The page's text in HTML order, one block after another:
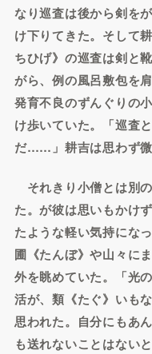
なり巡査は後から剣を
け下りてきた。そして
ちひげ》の巡査は剣と
がら、例の風呂敷包を
発育不良のずんぐりの
け歩いていた。「巡査
だ……」耕吉は思わず微
それきり小僧とは別
た。が彼は思いもかけ
たような軽い気持にな
圃《たんぼ》や山々に
外を眺めていた。「光
活が、類《たぐ》いも
思われた。自分にもあ
も送れないことはない